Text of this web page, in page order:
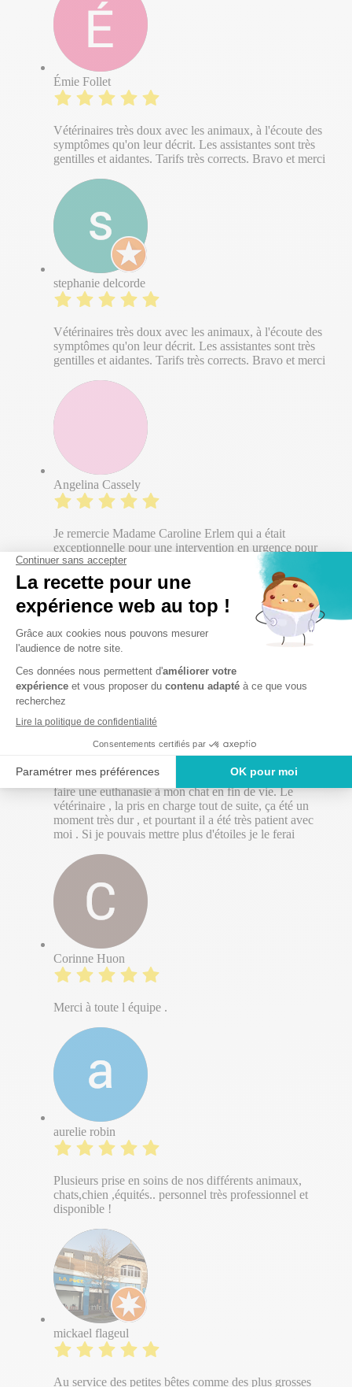
Émie Follet
Vétérinaires très doux avec les animaux, à l'écoute des
symptômes qu'on leur décrit. Les assistantes sont très
gentilles et aidantes. Tarifs très corrects. Bravo et merci
stephanie delcorde
Vétérinaires très doux avec les animaux, à l'écoute des
symptômes qu'on leur décrit. Les assistantes sont très
gentilles et aidantes. Tarifs très corrects. Bravo et merci
Angelina Cassely
Je remercie Madame Caroline Erlem qui a était
exceptionnelle pour une intervention en urgence pour
une petite ponette. Nous recommandons grandement !
lauriane huret
cabinet que je connaisse , très à l'écoute, professionnel.
les maîtres, ou les animaux. J'ai malheureusement dû
faire une euthanasie à mon chat en fin de vie. Le
vétérinaire , la pris en charge tout de suite, ça été un
moment très dur , et pourtant il a été très patient avec
moi . Si je pouvais mettre plus d'étoiles je le ferai
Corinne Huon
Merci à toute l équipe .
aurelie robin
Plusieurs prise en soins de nos différents animaux,
chats,chien ,équités.. personnel très professionnel et
disponible !
mickael flageul
Au service des petites bêtes comme des plus grosses